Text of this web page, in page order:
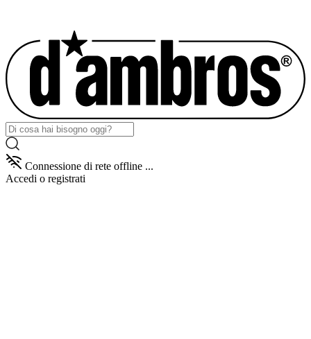
Connessione di rete offline ...
Accedi o registrati